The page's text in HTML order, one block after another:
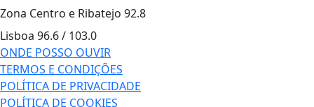
Zona Centro e Ribatejo 92.8
Lisboa 96.6 / 103.0
ONDE POSSO OUVIR
TERMOS E CONDIÇÕES
POLÍTICA DE PRIVACIDADE
POLÍTICA DE COOKIES